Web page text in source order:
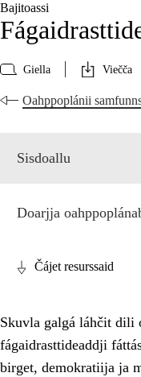
Bajitoassi
Giella Viečča
Oahppoplánii
Sisdoallu
Doarjja
Čájet resurssaid
Skuvla galgá láhčit dili
fágaidrasttideaddji
birget, demokratiija ja